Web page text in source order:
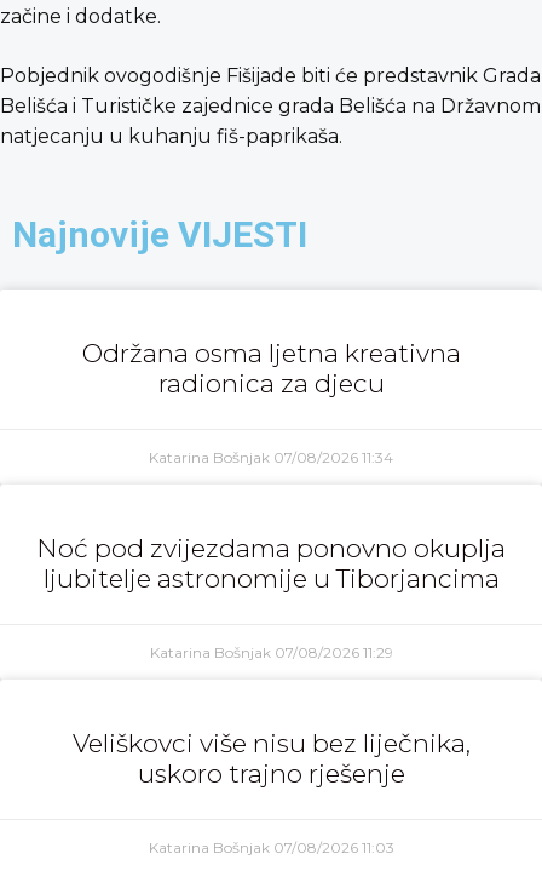
začine i dodatke.
Pobjednik ovogodišnje Fišijade biti će predstavnik Grada
Belišća i Turističke zajednice grada Belišća na Državnom
natjecanju u kuhanju fiš-paprikaša.
Najnovije VIJESTI
Održana osma ljetna kreativna
radionica za djecu
Katarina Bošnjak 07/08/2026 11:34
Noć pod zvijezdama ponovno okuplja
ljubitelje astronomije u Tiborjancima
Katarina Bošnjak 07/08/2026 11:29
Veliškovci više nisu bez liječnika,
uskoro trajno rješenje
Katarina Bošnjak 07/08/2026 11:03